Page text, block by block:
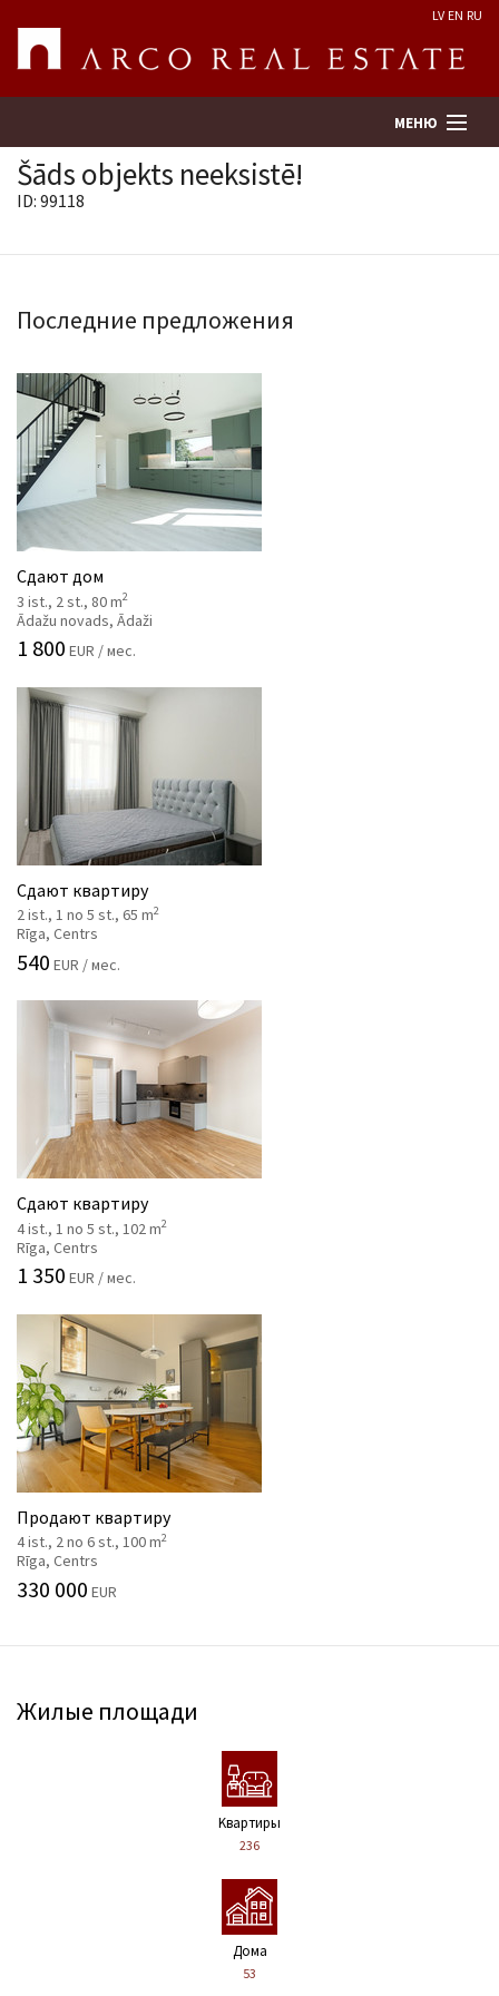
LV EN RU
МЕНЮ
Предприятие
Услуги
Kонтакты
Šāds objekts neeksistē!
ID: 99118
Последние предложения
Сдают дом
3 ist., 2 st., 80 m2
Ādažu novads, Ādaži
1 800 EUR / мес.
Сдают квартиру
2 ist., 1 no 5 st., 65 m2
Rīga, Centrs
540 EUR / мес.
Сдают квартиру
4 ist., 1 no 5 st., 102 m2
Rīga, Centrs
1 350 EUR / мес.
Продают квартиру
4 ist., 2 no 6 st., 100 m2
Rīga, Centrs
330 000 EUR
Жилые площади
Kвартиры
236
Дома
53